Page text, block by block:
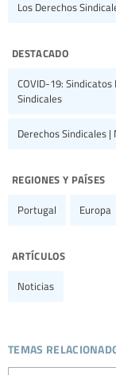
Los Derechos
destacado
COVID-19:
Sindicales
Derechos Sindicales |
regiones y países
Portugal Europa
artículos
Noticias
temas